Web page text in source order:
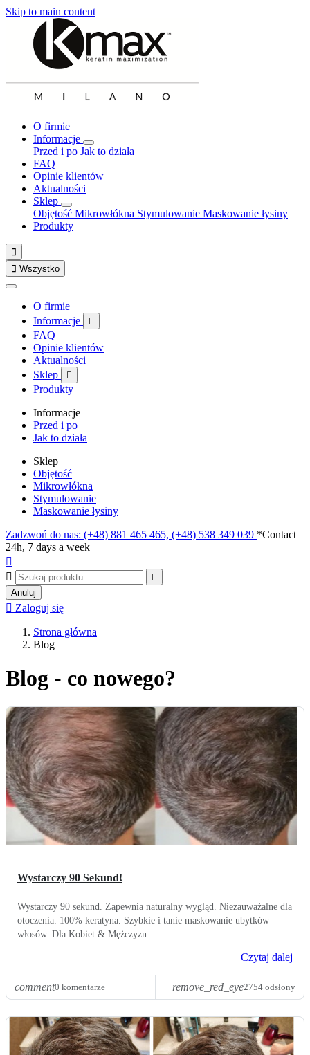
Skip to main content
O firmie
Informacje
Przed i po Jak to działa
FAQ
Opinie klientów
Aktualności
Sklep
Objętość Mikrowłókna Stymulowanie Maskowanie łysiny
Produkty

 Wszystko
O firmie
Informacje

FAQ
Opinie klientów
Aktualności
Sklep

Produkty
Informacje
Przed i po
Jak to działa
Sklep
Objętość
Mikrowłókna
Stymulowanie
Maskowanie łysiny
Zadzwoń do nas: (+48) 881 465 465, (+48) 538 349 039 *Contact
24h, 7 days a week



Anuluj
 Zaloguj się
Strona główna
Blog
Blog - co nowego?
Wystarczy 90 Sekund!
Wystarczy 90 sekund. Zapewnia naturalny wygląd. Niezauważalne dla
otoczenia. 100% keratyna. Szybkie i tanie maskowanie ubytków
włosów. Dla Kobiet & Mężczyzn.
Czytaj dalej
comment0 komentarze remove_red_eye2754 odsłony